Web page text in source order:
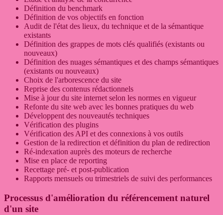
Définition du benchmark
Définition de vos objectifs en fonction
Audit de l'état des lieux, du technique et de la sémantique
existants
Définition des grappes de mots clés qualifiés (existants ou
nouveaux)
Définition des nuages sémantiques et des champs sémantiques
(existants ou nouveaux)
Choix de l'arborescence du site
Reprise des contenus rédactionnels
Mise à jour du site internet selon les normes en vigueur
Refonte du site web avec les bonnes pratiques du web
Développent des nouveautés techniques
Vérification des plugins
Vérification des API et des connexions à vos outils
Gestion de la redirection et définition du plan de redirection
Ré-indexation auprès des moteurs de recherche
Mise en place de reporting
Recettage pré- et post-publication
Rapports mensuels ou trimestriels de suivi des performances
Processus d'amélioration du référencement naturel
d'un site